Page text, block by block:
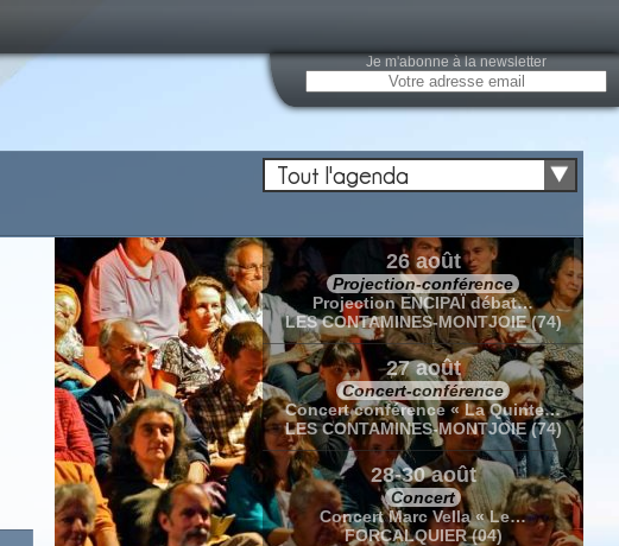
Tout l'agenda
26 août
Projection-conférence
Projection ENCIPAÏ débat…
LES CONTAMINES-MONTJOIE (74)
27 août
Concert-conférence
Concert conférence « La Quinte…
LES CONTAMINES-MONTJOIE (74)
28-30 août
Concert
Concert Marc Vella « Le…
FORCALQUIER (04)
Je m'abonne à la newsletter